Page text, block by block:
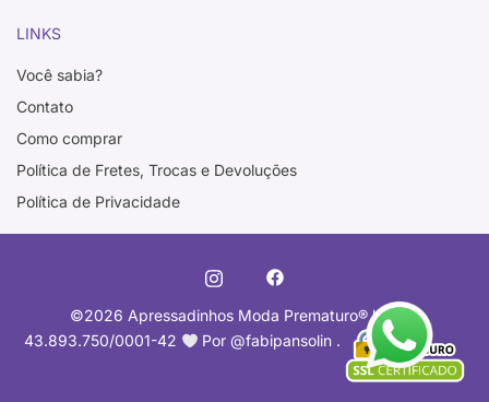
LINKS
Você sabia?
Contato
Como comprar
Política de Fretes, Trocas e Devoluções
Política de Privacidade
©2026 Apressadinhos Moda Prematuro®️l CNPJ
43.893.750/0001-42
Por @fabipansolin .